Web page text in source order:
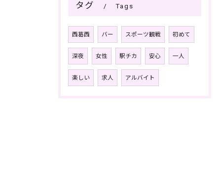
タグ Tags
西葛西 バー スポーツ観戦 初めて
深夜 女性 駅チカ 安心 一人
楽しい 求人 アルバイト